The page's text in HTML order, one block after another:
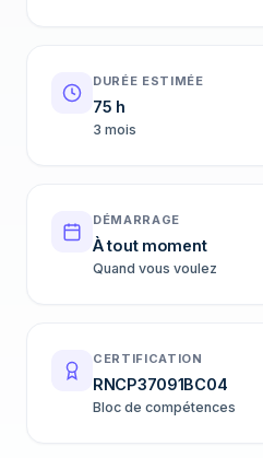
DURÉE ESTIMÉE
75 h
3 mois
DÉMARRAGE
À tout moment
Quand vous voulez
CERTIFICATION
RNCP37091BC04
Bloc de compétences